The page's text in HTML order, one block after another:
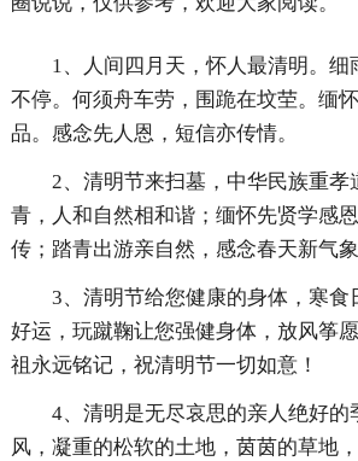
1、人间四月天，怀人最清明。细
不停。何须舟车劳，围跪在坟茔。缅
品。感念先人恩，短信亦传情。
2、清明节来扫墓，中华民族重孝
青，人和自然相和谐；缅怀先贤学感
传；踏青出游亲自然，感念春天新气象
3、清明节给您健康的身体，寒食
好运，玩蹴鞠让您强健身体，放风筝
祖永远铭记，祝清明节一切如意！
4、清明是无尽哀思的亲人绝好的
风，凝重的松软的土地，茵茵的草地